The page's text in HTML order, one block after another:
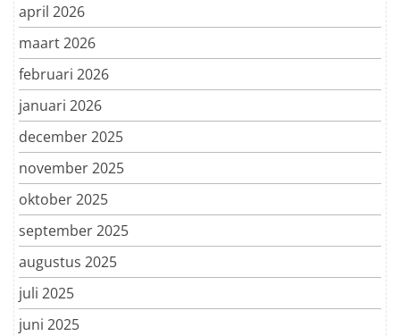
april 2026
maart 2026
februari 2026
januari 2026
december 2025
november 2025
oktober 2025
september 2025
augustus 2025
juli 2025
juni 2025